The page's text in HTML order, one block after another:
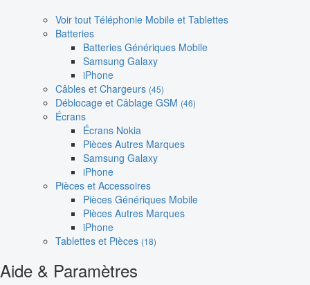
Voir tout Téléphonie Mobile et Tablettes
Batteries
Batteries Génériques Mobile
Samsung Galaxy
iPhone
Câbles et Chargeurs (45)
Déblocage et Câblage GSM (46)
Écrans
Écrans Nokia
Pièces Autres Marques
Samsung Galaxy
iPhone
Pièces et Accessoires
Pièces Génériques Mobile
Pièces Autres Marques
iPhone
Tablettes et Pièces (18)
Aide & Paramètres